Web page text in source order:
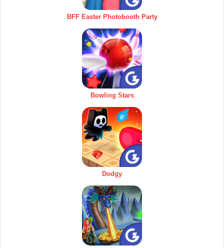
BFF Easter Photobooth Party
Bowling Stars
Dodgy